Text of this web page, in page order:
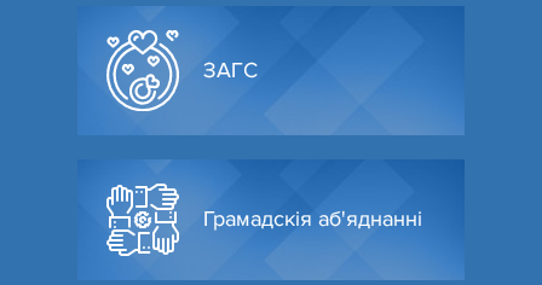
ЗАГС
Грамадскія аб'яднанні